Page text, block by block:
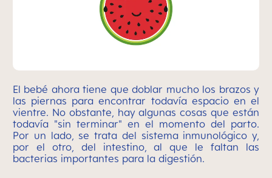
El bebé ahora tiene que doblar mucho los brazos y
las piernas para encontrar todavía espacio en el
vientre. No obstante, hay algunas cosas que están
todavía "sin terminar" en el momento del parto.
Por un lado, se trata del sistema inmunológico y,
por el otro, del intestino, al que le faltan las
bacterias importantes para la digestión.